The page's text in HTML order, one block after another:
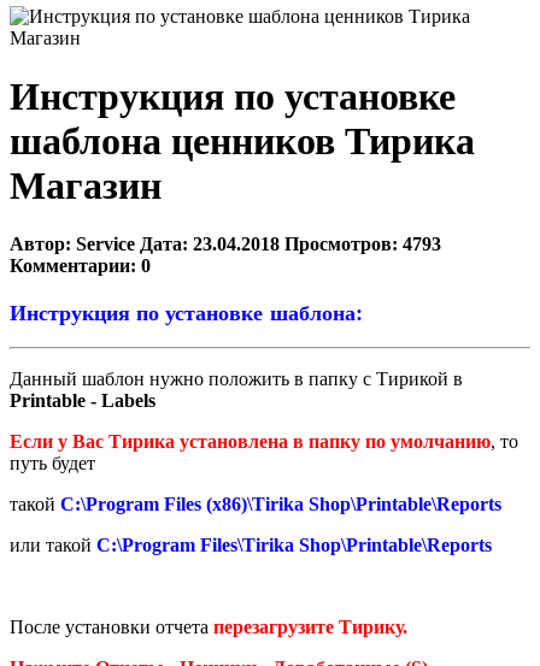
Инструкция по установке
шаблона ценников Тирика
Магазин
Автор: Service Дата: 23.04.2018 Просмотров: 4793
Комментарии: 0
Инструкция по установке шаблона:
Данный шаблон нужно положить в папку с Тирикой в
Printable - Labels
Если у Вас Тирика установлена в папку по умолчанию, то
путь будет
такой C:\Program Files (x86)\Tirika Shop\Printable\Reports
или такой C:\Program Files\Tirika Shop\Printable\Reports
После установки отчета перезагрузите Тирику.